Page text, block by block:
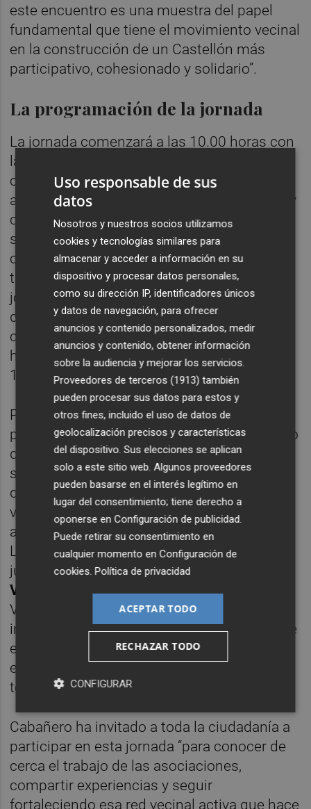
este encuentro es una muestra del papel
fundamental que tiene el movimiento vecinal
en la construcción de un Castellón más
participativo, cohesionado y solidario”.
La programación de la jornada
La jornada comenzará a las 10.00 horas con
la recepción de entidades participantes y
continuará con mesas informativas de
asociaciones vecinales, entidades sociales y
casas regionales. A partir de las 10.45 horas
se celebrarán actuaciones de bailes latinos,
canto, bailes regionales, bailes de salón,
tango, zumba, sevillanas, dolçaina i tabal,
jotas y coros, con la participación de
diferentes colectivos. El encuentro finalizará
con una comida de hermandad a las 14.00
horas y el cierre de la jornada será a las
17.00 horas.
Por su parte,José Antonio Lázaro
presidente del Centro Aragonés, ha señalado
que “todos juntos formamos ese entramado
social que representa todas las actividades
que realizan todas las asociaciones
vecinales y las casas regionales; este año va
a ser la primera vez que participamos”.
Lázaro ha concluido diciendo que “todos
juntos hacemos más grande Castellón”.
Vicky Amores, presidenta de la Federación
Vecinal UPACS, ha destacado que “lo más
importante de este encuentro vecinal es que
estemos todos allí juntos, ya que entre todo
el movimiento asociativo conformamos el
tejido social de Castellón”.
Cabañero ha invitado a toda la ciudadanía a
participar en esta jornada “para conocer de
cerca el trabajo de las asociaciones,
compartir experiencias y seguir
fortaleciendo esa red vecinal activa que hace
Uso responsable de sus
datos
Nosotros y nuestros socios utilizamos
cookies y tecnologías similares para
almacenar y acceder a información en su
dispositivo y procesar datos personales,
como su dirección IP, identificadores únicos
y datos de navegación, para ofrecer
anuncios y contenido personalizados, medir
anuncios y contenido, obtener información
sobre la audiencia y mejorar los servicios.
Proveedores de terceros (1913) también
pueden procesar sus datos para estos y
otros fines, incluido el uso de datos de
geolocalización precisos y características
del dispositivo. Sus elecciones se aplican
solo a este sitio web. Algunos proveedores
pueden basarse en el interés legítimo en
lugar del consentimiento; tiene derecho a
oponerse enConfiguración de publicidad
Puede retirar su consentimiento en
cualquier momento enConfiguración de
cookies .Política de privacidad
ACEPTAR TODO
RECHAZAR TODO
CONFIGURAR